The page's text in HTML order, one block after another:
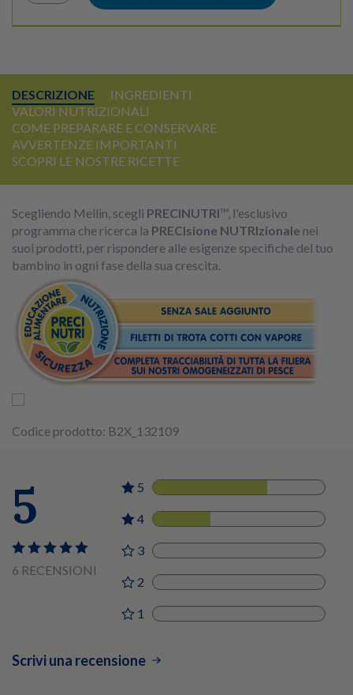
DESCRIZIONE
INGREDIENTI
VALORI NUTRIZIONALI
COME PREPARARE E CONSERVARE
AVVERTENZE IMPORTANTI
SCOPRI LE NOSTRE RICETTE
Scegliendo Mellin, scegli PRECINUTRI™, l'esclusivo
programma che ricerca la PRECIsione NUTRIzionale nei
suoi prodotti, per rispondere alle esigenze specifiche del tuo
bambino in ogni fase della sua crescita.
Codice prodotto: B2X_132109
5
6 RECENSIONI
5
4
3 0
2 0
1 0
Scrivi una recensione